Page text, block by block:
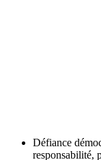
Défiance
responsabilité,